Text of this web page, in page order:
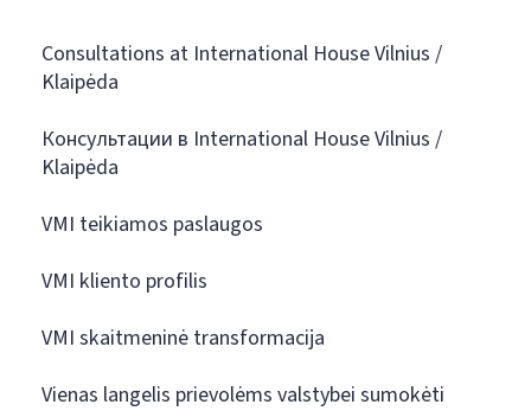
Consultations at International House Vilnius /
Klaipėda
Консультации в International House Vilnius /
Klaipėda
VMI teikiamos paslaugos
VMI kliento profilis
VMI skaitmeninė transformacija
Vienas langelis prievolėms valstybei sumokėti